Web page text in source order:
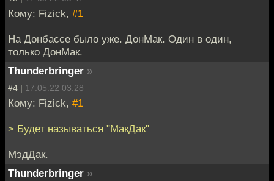
Кому: Fizick, #1
На Донбассе было уже. ДонМак. Один в один,
только ДонМак.
Thunderbringer »
#4 | 17.05.22 03:28
Кому: Fizick, #1
> Будет называться "МакДак"
МэдДак.
Thunderbringer »